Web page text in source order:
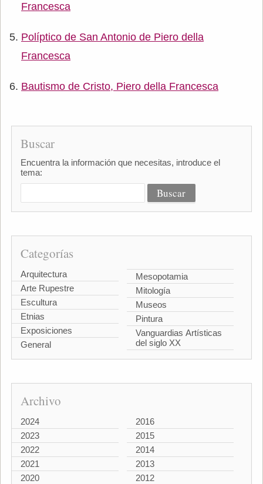
Francesca
Políptico de San Antonio de Piero della
Francesca
Bautismo de Cristo, Piero della Francesca
Buscar
Encuentra la información que necesitas, introduce el
tema:
Categorías
Arquitectura
Arte Rupestre
Escultura
Etnias
Exposiciones
General
Mesopotamia
Mitología
Museos
Pintura
Vanguardias Artísticas
del siglo XX
Archivo
2024
2023
2022
2021
2020
2016
2015
2014
2013
2012